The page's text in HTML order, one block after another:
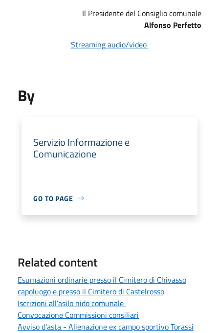
Il Presidente del Consiglio comunale
Alfonso Perfetto
Streaming audio/video
By
Servizio Informazione e
Comunicazione
GO TO PAGE
Related content
Esumazioni ordinarie presso il Cimitero di Chivasso
capoluogo e presso il Cimitero di Castelrosso
Iscrizioni all’asilo nido comunale
Convocazione Commissioni consiliari
Avviso d'asta - Alienazione ex campo sportivo Torassi